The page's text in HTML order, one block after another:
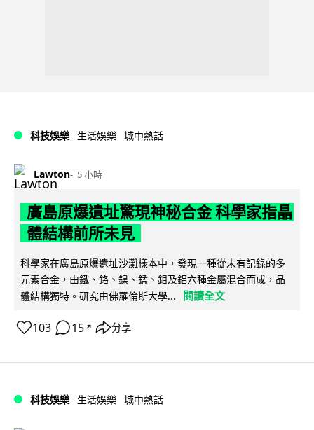
科技娛樂 生活娛樂 城中熱話
Lawton 5 小時
廣島原爆遺址驚現神秘合金 科學家指晶
體結構前所未見
科學家在廣島原爆遺址沙灘樣本中，發現一種從未有記錄的多
元素合金，由鐵、鉻、鎳、錳、鉬及鋁六種金屬混合而成，晶
體結構獨特。研究由佛羅倫斯大學...
閱讀全文
103 15 ↗ 分享
科技娛樂 生活娛樂 城中熱話